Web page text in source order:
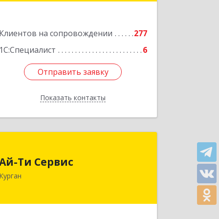
Клиентов на сопровождении
277
1С:Специалист
6
Отправить заявку
Показать контакты
Подробнее
Отправить заявку
Назад
Ти Сервис
Курган
640032, Курганская обл, г.о. Город
Курган, Курган г, Бажова ул, дом № 49,